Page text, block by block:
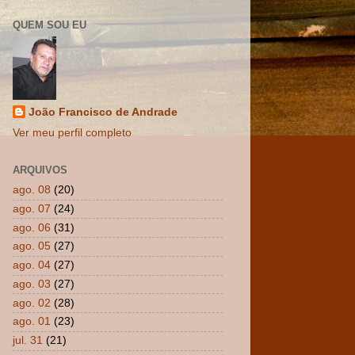
QUEM SOU EU
João Francisco de Andrade
Ver meu perfil completo
ARQUIVOS
ago. 08 (20)
ago. 07 (24)
ago. 06 (31)
ago. 05 (27)
ago. 04 (27)
ago. 03 (27)
ago. 02 (28)
ago. 01 (23)
jul. 31 (21)